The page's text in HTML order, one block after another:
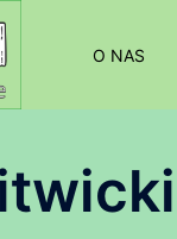
O NAS